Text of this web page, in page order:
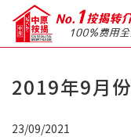
关于我们
2019年9月
23/09/2021